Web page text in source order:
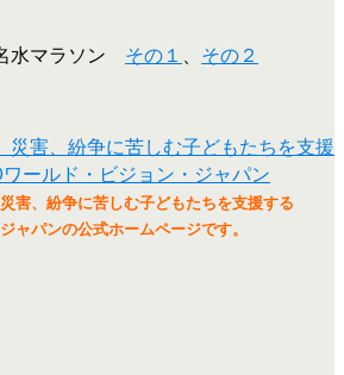
水マラソン その１ 、 その２
害、紛争に苦しむ子どもたちを支援する
ジャパンの公式ホームページです。